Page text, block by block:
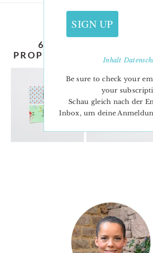
6 KÖPFE 12 BLÖCKE
PROPELLER QUILT BLOCK
SIGN UP
Inhalt
Be sure to check your
your
Schau gleich nach der
Inbox, um deine